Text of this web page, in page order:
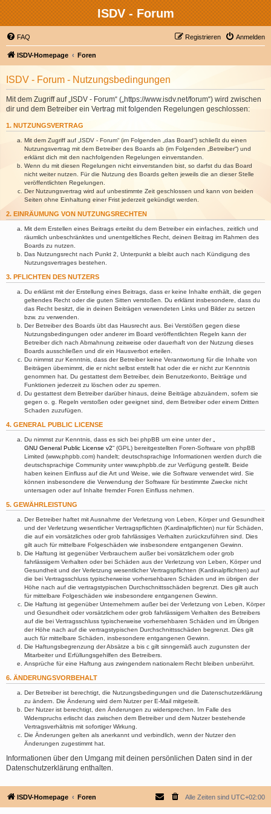
ISDV - Forum
FAQ Anmelden
Registrieren
ISDV-Homepage Foren
ISDV - Forum - Nutzungsbedingungen
Mit dem Zugriff auf „ISDV - Forum“ („https://www.isdv.net/forum“) wird zwischen
dir und dem Betreiber ein Vertrag mit folgenden Regelungen geschlossen:
1. NUTZUNGSVERTRAG
Mit dem Zugriff auf „ISDV - Forum“ (im Folgenden „das Board“) schließt du einen
Nutzungsvertrag mit dem Betreiber des Boards ab (im Folgenden „Betreiber“) und
erklärst dich mit den nachfolgenden Regelungen einverstanden.
Wenn du mit diesen Regelungen nicht einverstanden bist, so darfst du das Board
nicht weiter nutzen. Für die Nutzung des Boards gelten jeweils die an dieser Stelle
veröffentlichten Regelungen.
Der Nutzungsvertrag wird auf unbestimmte Zeit geschlossen und kann von beiden
Seiten ohne Einhaltung einer Frist jederzeit gekündigt werden.
2. EINRÄUMUNG VON NUTZUNGSRECHTEN
Mit dem Erstellen eines Beitrags erteilst du dem Betreiber ein einfaches, zeitlich und
räumlich unbeschränktes und unentgeltliches Recht, deinen Beitrag im Rahmen des
Boards zu nutzen.
Das Nutzungsrecht nach Punkt 2, Unterpunkt a bleibt auch nach Kündigung des
Nutzungsvertrages bestehen.
3. PFLICHTEN DES NUTZERS
Du erklärst mit der Erstellung eines Beitrags, dass er keine Inhalte enthält, die gegen
geltendes Recht oder die guten Sitten verstoßen. Du erklärst insbesondere, dass du
das Recht besitzt, die in deinen Beiträgen verwendeten Links und Bilder zu setzen
bzw. zu verwenden.
Der Betreiber des Boards übt das Hausrecht aus. Bei Verstößen gegen diese
Nutzungsbedingungen oder anderer im Board veröffentlichten Regeln kann der
Betreiber dich nach Abmahnung zeitweise oder dauerhaft von der Nutzung dieses
Boards ausschließen und dir ein Hausverbot erteilen.
Du nimmst zur Kenntnis, dass der Betreiber keine Verantwortung für die Inhalte von
Beiträgen übernimmt, die er nicht selbst erstellt hat oder die er nicht zur Kenntnis
genommen hat. Du gestattest dem Betreiber, dein Benutzerkonto, Beiträge und
Funktionen jederzeit zu löschen oder zu sperren.
Du gestattest dem Betreiber darüber hinaus, deine Beiträge abzuändern, sofern sie
gegen o. g. Regeln verstoßen oder geeignet sind, dem Betreiber oder einem Dritten
Schaden zuzufügen.
4. GENERAL PUBLIC LICENSE
Du nimmst zur Kenntnis, dass es sich bei phpBB um eine unter der „
GNU General Public License v2“ (GPL) bereitgestellten Foren-Software von phpBB
Limited (www.phpbb.com) handelt; deutschsprachige Informationen werden durch die
deutschsprachige Community unter www.phpbb.de zur Verfügung gestellt. Beide
haben keinen Einfluss auf die Art und Weise, wie die Software verwendet wird. Sie
können insbesondere die Verwendung der Software für bestimmte Zwecke nicht
untersagen oder auf Inhalte fremder Foren Einfluss nehmen.
5. GEWÄHRLEISTUNG
Der Betreiber haftet mit Ausnahme der Verletzung von Leben, Körper und Gesundheit
und der Verletzung wesentlicher Vertragspflichten (Kardinalpflichten) nur für Schäden,
die auf ein vorsätzliches oder grob fahrlässiges Verhalten zurückzuführen sind. Dies
gilt auch für mittelbare Folgeschäden wie insbesondere entgangenen Gewinn.
Die Haftung ist gegenüber Verbrauchern außer bei vorsätzlichem oder grob
fahrlässigem Verhalten oder bei Schäden aus der Verletzung von Leben, Körper und
Gesundheit und der Verletzung wesentlicher Vertragspflichten (Kardinalpflichten) auf
die bei Vertragsschluss typischerweise vorhersehbaren Schäden und im übrigen der
Höhe nach auf die vertragstypischen Durchschnittsschäden begrenzt. Dies gilt auch
für mittelbare Folgeschäden wie insbesondere entgangenen Gewinn.
Die Haftung ist gegenüber Unternehmern außer bei der Verletzung von Leben, Körper
und Gesundheit oder vorsätzlichem oder grob fahrlässigem Verhalten des Betreibers
auf die bei Vertragsschluss typischerweise vorhersehbaren Schäden und im Übrigen
der Höhe nach auf die vertragstypischen Durchschnittsschäden begrenzt. Dies gilt
auch für mittelbare Schäden, insbesondere entgangenen Gewinn.
Die Haftungsbegrenzung der Absätze a bis c gilt sinngemäß auch zugunsten der
Mitarbeiter und Erfüllungsgehilfen des Betreibers.
Ansprüche für eine Haftung aus zwingendem nationalem Recht bleiben unberührt.
6. ÄNDERUNGSVORBEHALT
Der Betreiber ist berechtigt, die Nutzungsbedingungen und die Datenschutzerklärung
zu ändern. Die Änderung wird dem Nutzer per E-Mail mitgeteilt.
Der Nutzer ist berechtigt, den Änderungen zu widersprechen. Im Falle des
Widerspruchs erlischt das zwischen dem Betreiber und dem Nutzer bestehende
Vertragsverhältnis mit sofortiger Wirkung.
Die Änderungen gelten als anerkannt und verbindlich, wenn der Nutzer den
Änderungen zugestimmt hat.
Informationen über den Umgang mit deinen persönlichen Daten sind in der
Datenschutzerklärung enthalten.
ISDV-Homepage Foren Alle Zeiten sind UTC+02:00